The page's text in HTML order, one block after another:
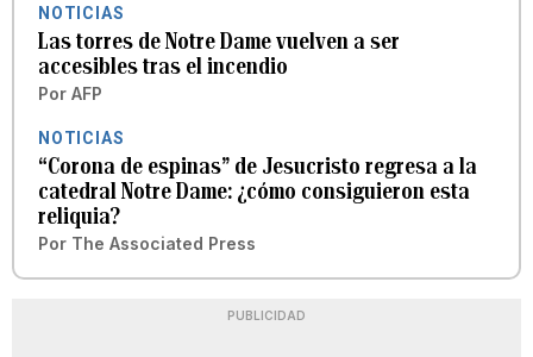
NOTICIAS
Las torres de Notre Dame vuelven a ser
accesibles tras el incendio
Por AFP
NOTICIAS
“Corona de espinas” de Jesucristo regresa a la
catedral Notre Dame: ¿cómo consiguieron esta
reliquia?
Por The Associated Press
PUBLICIDAD